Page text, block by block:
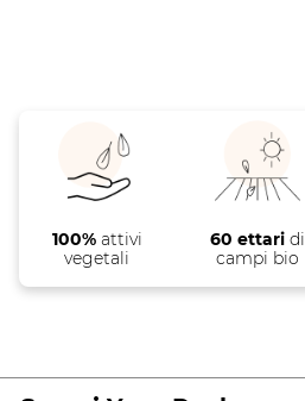
100%attivi
vegetali
60 ettaridi
campi bio